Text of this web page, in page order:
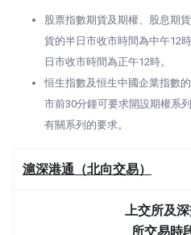
股票指數期貨及期權、股息期
貨的半日市收市時間為中午12
日市收市時間為正午12時。
恒生指數及恒生中國企業指數
市前30分鐘可要求開設期權系
有關系列的要求。
滬深港通（北向交易）
上交所及
所交易時